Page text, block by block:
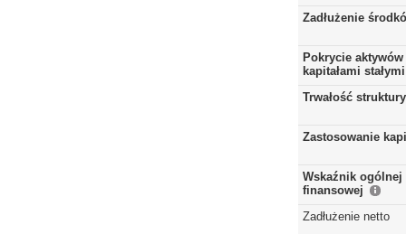
Zadłużenie
Pokrycie aktywów
kapitałami stałymi
Trwałość
Zastosowanie
Wskaźnik ogólnej
finansowej
Zadłużenie netto